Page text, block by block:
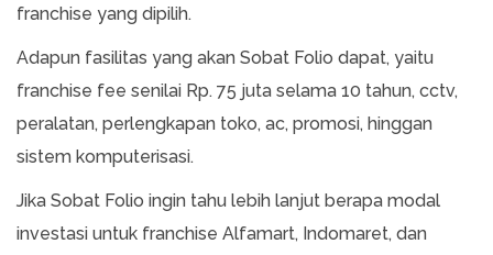
franchise yang dipilih.
Adapun fasilitas yang akan Sobat Folio dapat, yaitu
franchise fee senilai Rp. 75 juta selama 10 tahun, cctv,
peralatan, perlengkapan toko, ac, promosi, hinggan
sistem komputerisasi.
Jika Sobat Folio ingin tahu lebih lanjut berapa modal
investasi untuk franchise Alfamart, Indomaret, dan